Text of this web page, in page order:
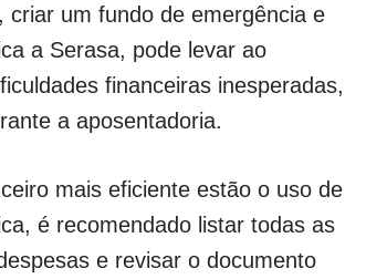
um fundo de emergência e
a Serasa, pode levar ao
financeiras inesperadas,
a aposentadoria.
mais eficiente estão o uso de
é recomendado listar todas as
e revisar o documento